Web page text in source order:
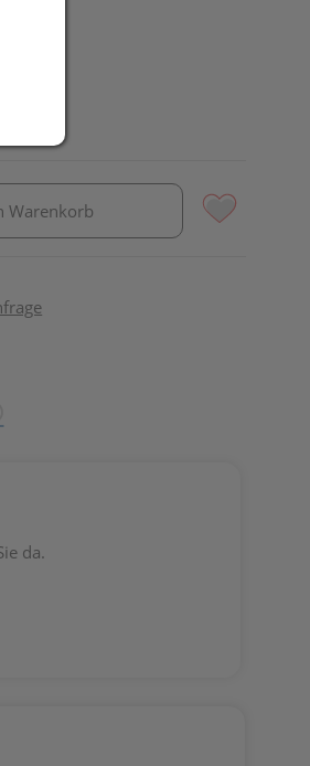
Warenkorb
da.